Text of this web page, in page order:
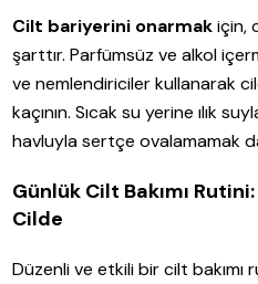
Cilt bariyerini onarmakiçin,
şarttır. Parfümsüz ve alkol
ve nemlendiriciler kullanarak
kaçının. Sıcak su yerine ılık
havluyla sertçe ovalamamak
Günlük Cilt Bakımı Rutini:
Cilde
Düzenli ve etkili bir cilt bakımı